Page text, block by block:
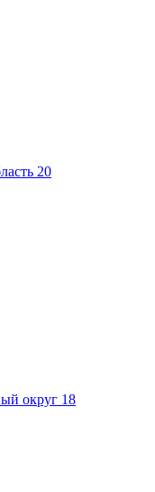
20
округ 18